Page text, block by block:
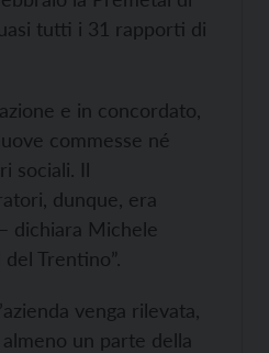
tutti i 31 rapporti di
e in concordato,
commesse né
sociali. Il
dunque, era
dichiara Michele
Trentino”.
venga rilevata,
un parte della